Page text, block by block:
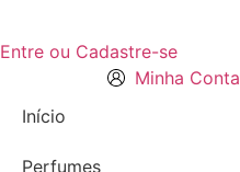
Entre ou Cadastre-se
Minha Conta
Início
Perfumes